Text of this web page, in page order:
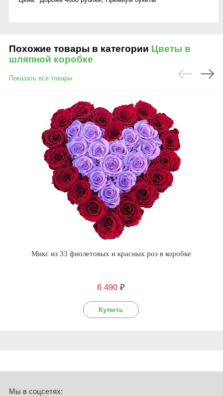
Похожие товары в категории Цветы в
шляпной коробке
Показать все товары
Микс из 33 фиолетовых и красных роз в коробке
6 490 ₽
Мы в соцсетях: